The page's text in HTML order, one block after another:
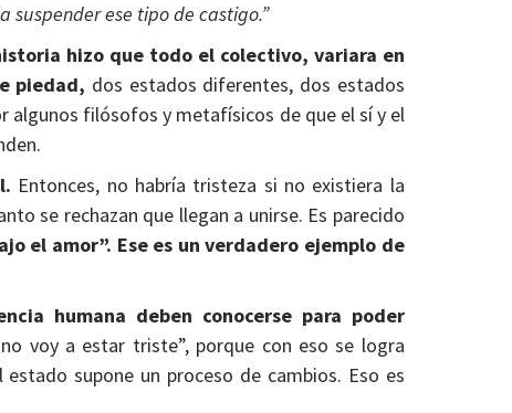
suspender ese tipo de castigo.”
hizo que todo el colectivo, variara en
piedad, dos estados diferentes, dos estados
algunos filósofos y metafísicos de que el sí y el
Entonces, no habría tristeza si no existiera la
se rechazan que llegan a unirse. Es parecido
el amor”. Ese es un verdadero ejemplo de
humana deben conocerse para poder
voy a estar triste”, porque con eso se logra
supone un proceso de cambios. Eso es